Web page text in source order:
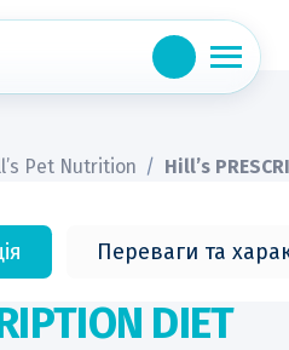
Pet Nutrition / Hill’s
Переваги та
DIET